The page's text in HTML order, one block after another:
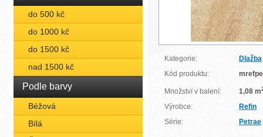
do 500 kč
do 1000 kč
do 1500 kč
nad 1500 kč
Podle barvy
Béžová
Bílá
Kategorie:
Dlažba
Kód produktu:
Množství v balení: 1,08 m
Výrobce:
Refin
Série:
Petrae